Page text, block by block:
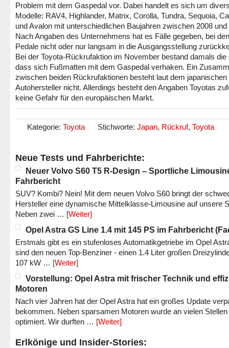
Problem mit dem Gaspedal vor. Dabei handelt es sich um
Modelle: RAV4, Highlander, Matrix, Corolla, Tundra, Sequoia,
und Avalon mit unterschiedlichen Baujahren zwischen 2008 und
Nach Angaben des Unternehmens hat es Fälle gegeben, bei
Pedale nicht oder nur langsam in die Ausgangsstellung
Bei der Toyota-Rückrufaktion im November bestand damals die
dass sich Fußmatten mit dem Gaspedal verhaken. Ein
zwischen beiden Rückrufaktionen besteht laut dem japanischen
Autohersteller nicht. Allerdings besteht den Angaben Toyotas
keine Gefahr für den europäischen Markt.
Kategorie: Toyota Stichworte: Japan, Rückruf, Toyota
Neue Tests und Fahrberichte:
Neuer Volvo S60 T5 R-Design – Sportliche
Fahrbericht
SUV? Kombi? Nein! Mit dem neuen Volvo S60 bringt der
Hersteller eine dynamische Mittelklasse-Limousine auf unsere
Neben zwei … [Weiter]
Opel Astra GS Line 1.4 mit 145 PS im Fahrbericht
Erstmals gibt es ein stufenloses Automatikgetriebe im Opel
sind den neuen Top-Benziner - einen 1.4 Liter großen
107 kW … [Weiter]
Vorstellung: Opel Astra mit frischer Technik und
Motoren
Nach vier Jahren hat der Opel Astra hat ein großes Update
bekommen. Neben sparsamen Motoren wurde an vielen Stellen
optimiert. Wir durften … [Weiter]
Erlkönige und Insider-Stories: